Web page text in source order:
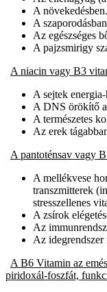
A növekedésben.
A
Az egészséges
A pajzsmirigy
A niacin vagy B3
A sejtek
A DNS örökítő
A természetes
Az erek
A pantoténsav vagy
A mellékvese
transzmitterek
stresszellenes
A zsírok
Az
Az idegrendszer
A B6 Vitamin az
piridoxál-foszfát,